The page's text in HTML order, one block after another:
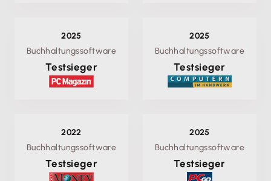
2025
Buchhaltungssoftware
Testsieger
2025
Buchhaltungssoftware
Testsieger
2022
Buchhaltungssoftware
Testsieger
2025
Buchhaltungssoftware
Testsieger